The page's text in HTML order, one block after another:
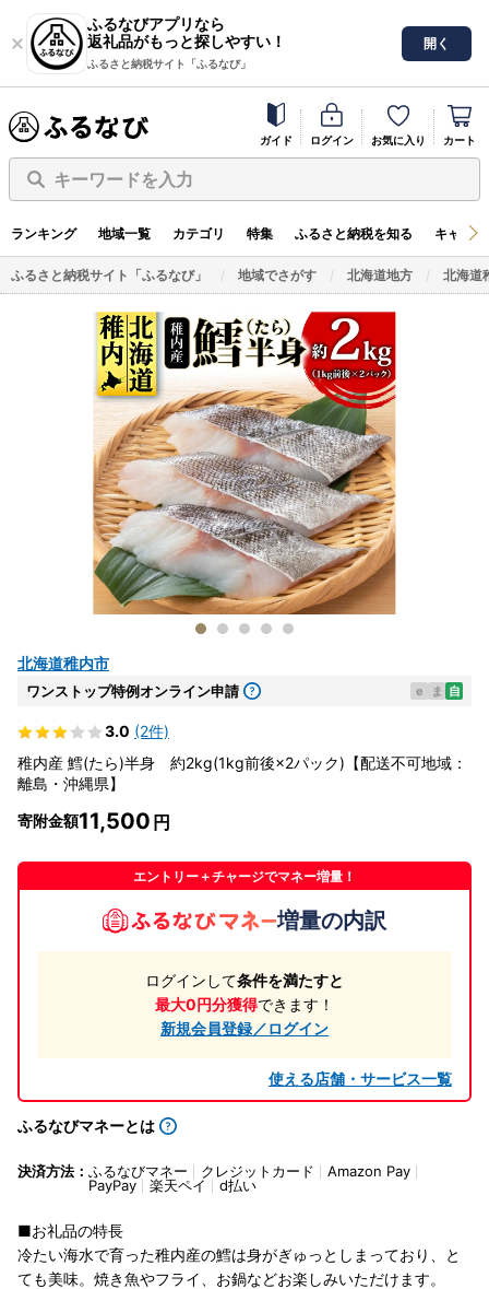
ふるなびアプリなら
返礼品がもっと探しやすい！
ふるさと納税サイト「ふるなび」
開く
ガイド ログイン お気に入り カート
キーワードを入力
ランキング 地域一覧 カテゴリ 特集 ふるさと納税を知る キャン
ふるさと納税サイト「ふるなび」 地域でさがす 北海道地方 北海道
北海道稚内市
ワンストップ特例オンライン申請 e ま 自
3.0 (2件)
稚内産 鱈(たら)半身 約2kg(1kg前後×2パック)【配送不可地域：
離島・沖縄県】
寄附金額11,500
エントリー＋チャージでマネー増量！
増量の内訳
ログインして条件を満たすと
最大0円分獲得できます！
新規会員登録／ログイン
使える店舗・サービス一覧
ふるなびマネーとは
決済方法： ふるなびマネー クレジットカード
Amazon Pay
PayPay
楽天ペイ d払い
■お礼品の特長
冷たい海水で育った稚内産の鱈は身がぎゅっとしまっており、と
ても美味。焼き魚やフライ、お鍋などお楽しみいただけます。